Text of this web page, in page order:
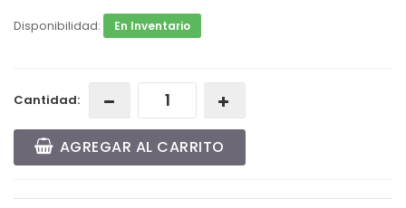
Disponibilidad: En Inventario
Cantidad:
AGREGAR AL CARRITO